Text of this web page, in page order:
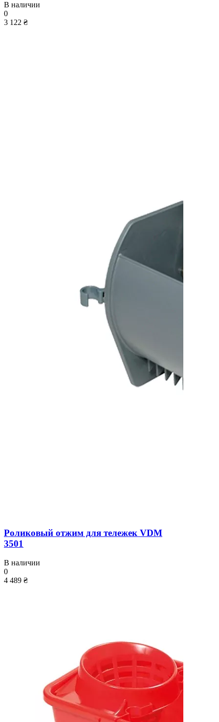
В наличии
0
3 122 ₴
Роликовый отжим для тележек VDM
3501
В наличии
0
4 489 ₴